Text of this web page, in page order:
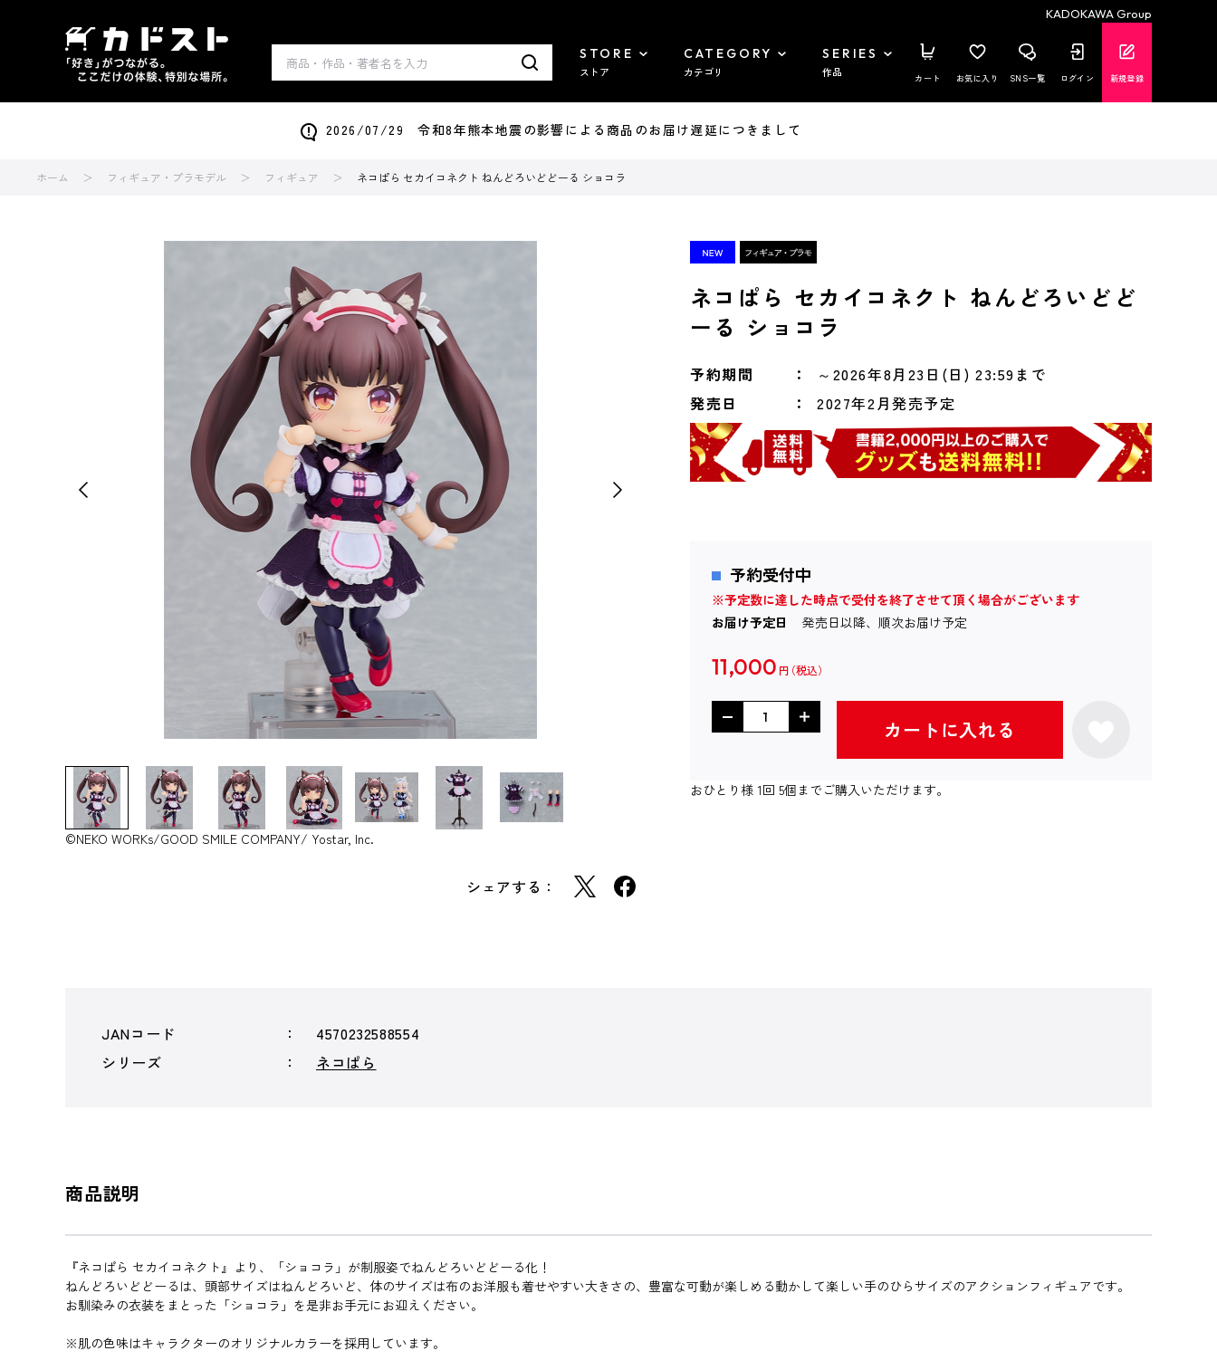
KADOKAWA Group
STORE
ストア
CATEGORY
カテゴリ
SERIES
作品 カート お気に入り SNS一覧 ログイン 新規登録
2026/07/29 令和8年熊本地震の影響による商品のお届け遅延につきまして
ホーム フィギュア・プラモデル フィギュア ネコぱら セカイコネクト ねんどろいどどーる ショコラ
©NEKO WORKs/GOOD SMILE COMPANY/ Yostar, Inc.
シェアする：
ネコぱら セカイコネクト ねんどろいどど
ーる ショコラ
予約期間
～2026年8月23日(日) 23:59まで
発売日
2027年2月発売予定
予約受付中
※予定数に達した時点で受付を終了させて頂く場合がございます
お届け予定日
発売日以降、順次お届け予定
11,000 円
カートに入れる
おひとり様 1回 5個までご購入いただけます。
JANコード
4570232588554
シリーズ
ネコぱら
商品説明
『ネコぱら セカイコネクト』より、「ショコラ」が制服姿でねんどろいどどーる化！
ねんどろいどどーるは、頭部サイズはねんどろいど、体のサイズは布のお洋服も着せやすい大きさの、豊富な可動が楽しめる動かして楽しい手のひらサイズのアクションフィギュアです。
お馴染みの衣装をまとった「ショコラ」を是非お手元にお迎えください。
※肌の色味はキャラクターのオリジナルカラーを採用しています。